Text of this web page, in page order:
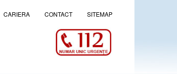
CARIERA CONTACT SITEMAP